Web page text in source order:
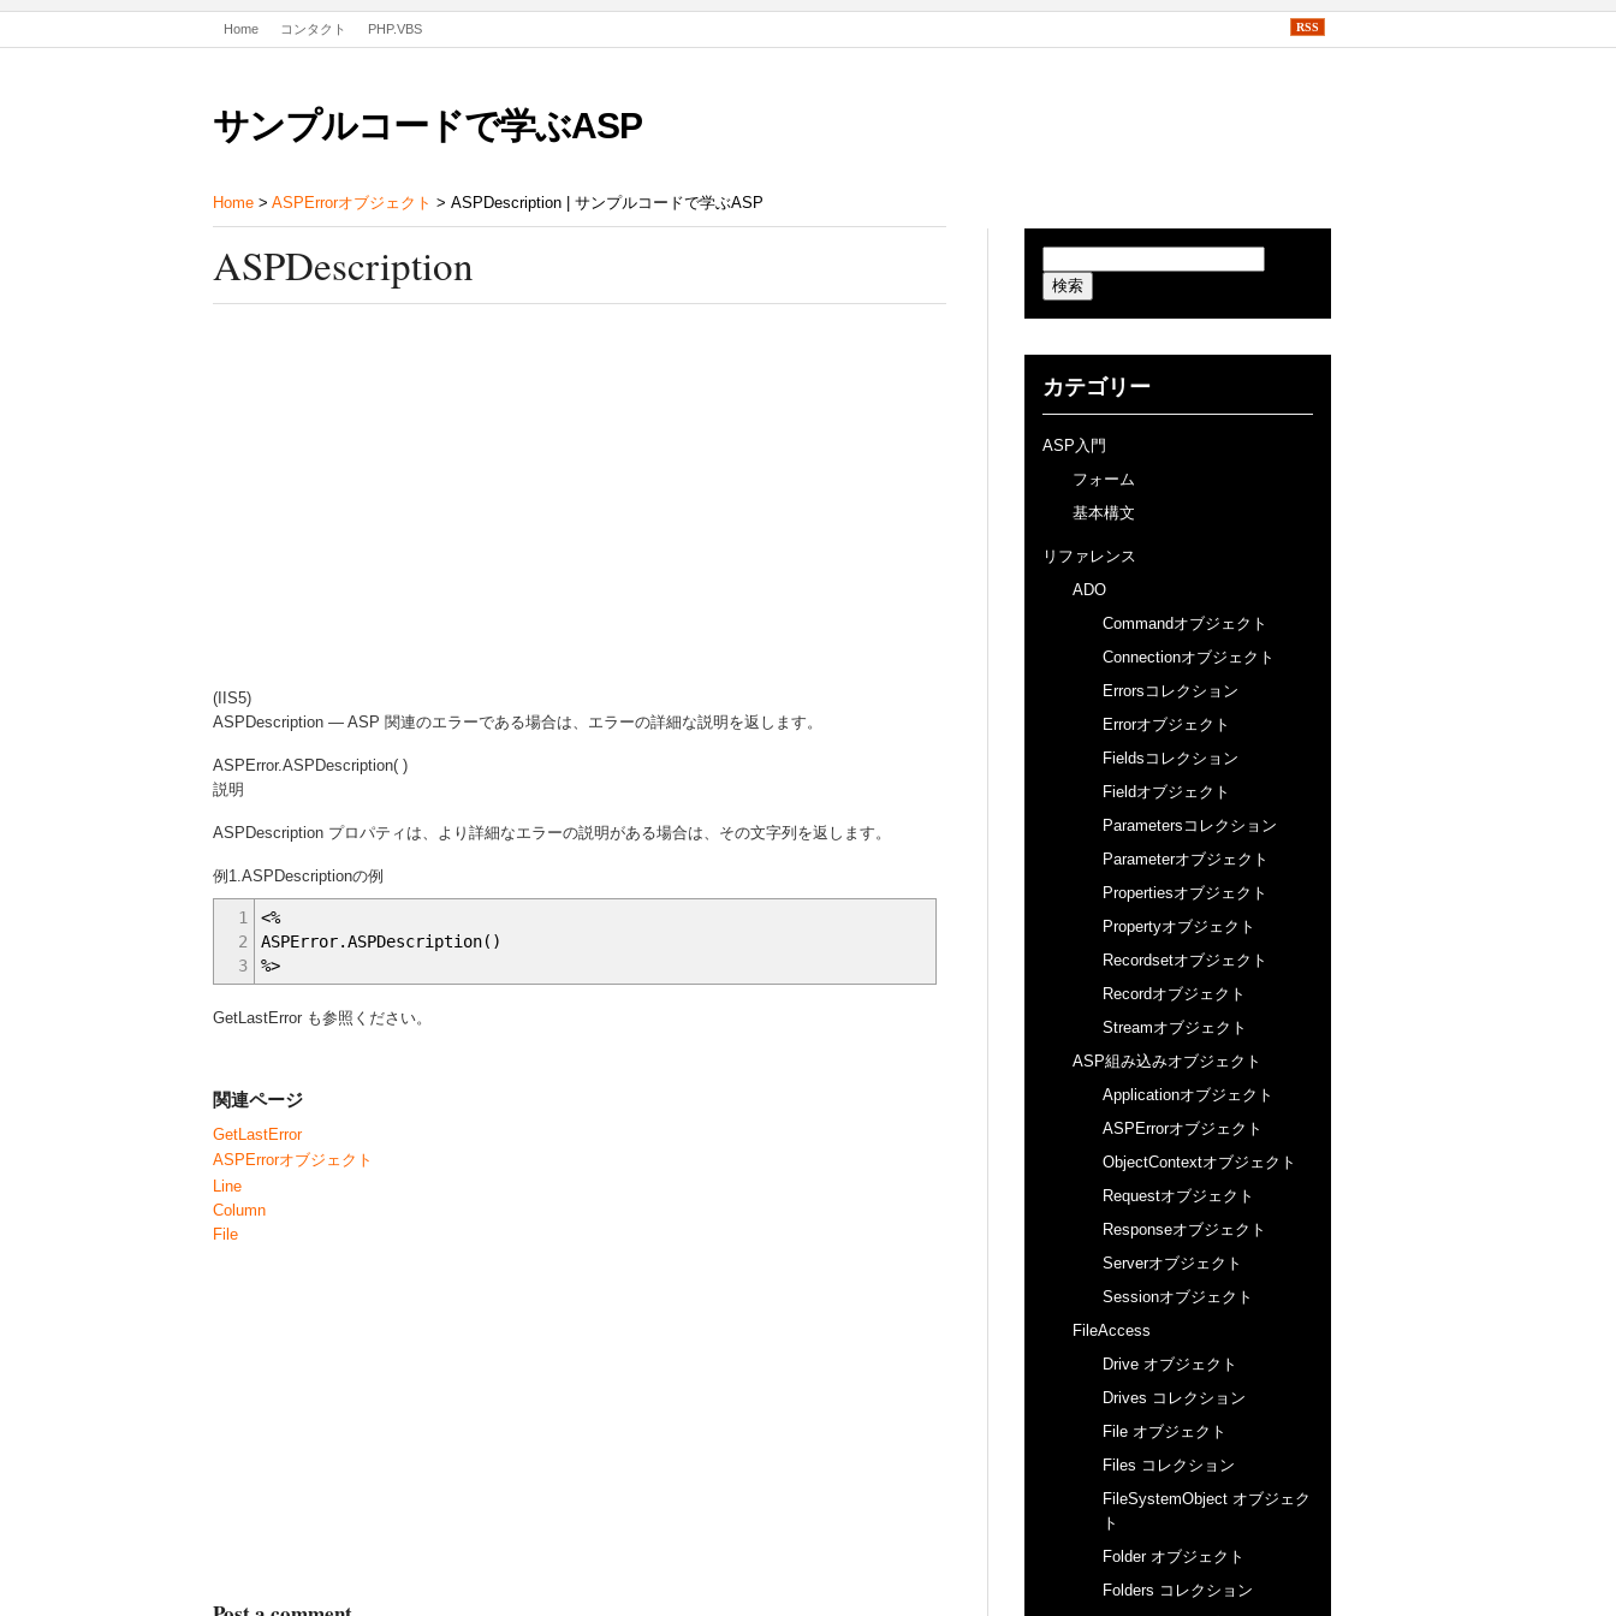
Home コンタクト PHP.VBS RSS
サンプルコードで学ぶASP
Home > ASPErrorオブジェクト > ASPDescription | サンプルコードで学ぶASP
ASPDescription
(IIS5)
ASPDescription — ASP 関連のエラーである場合は、エラーの詳細な説明を返します。
ASPError.ASPDescription( )
説明
ASPDescription プロパティは、より詳細なエラーの説明がある場合は、その文字列を返します。
例1.ASPDescriptionの例
1
2
3
<%
ASPError.ASPDescription()
%>
GetLastError も参照ください。
関連ページ
GetLastError
ASPErrorオブジェクト
Line
Column
File
カテゴリー
ASP入門
フォーム
基本構文
リファレンス
ADO
Commandオブジェクト
Connectionオブジェクト
Errorsコレクション
Errorオブジェクト
Fieldsコレクション
Fieldオブジェクト
Parametersコレクション
Parameterオブジェクト
Propertiesオブジェクト
Propertyオブジェクト
Recordsetオブジェクト
Recordオブジェクト
Streamオブジェクト
ASP組み込みオブジェクト
Applicationオブジェクト
ASPErrorオブジェクト
ObjectContextオブジェクト
Requestオブジェクト
Responseオブジェクト
Serverオブジェクト
Sessionオブジェクト
FileAccess
Drive オブジェクト
Drives コレクション
File オブジェクト
Files コレクション
FileSystemObject オブジェク
ト
Folder オブジェクト
Folders コレクション